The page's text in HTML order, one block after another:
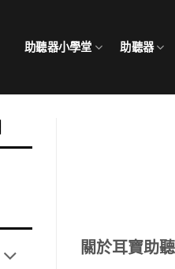
助聽器小學堂 助聽器
關於耳寶助